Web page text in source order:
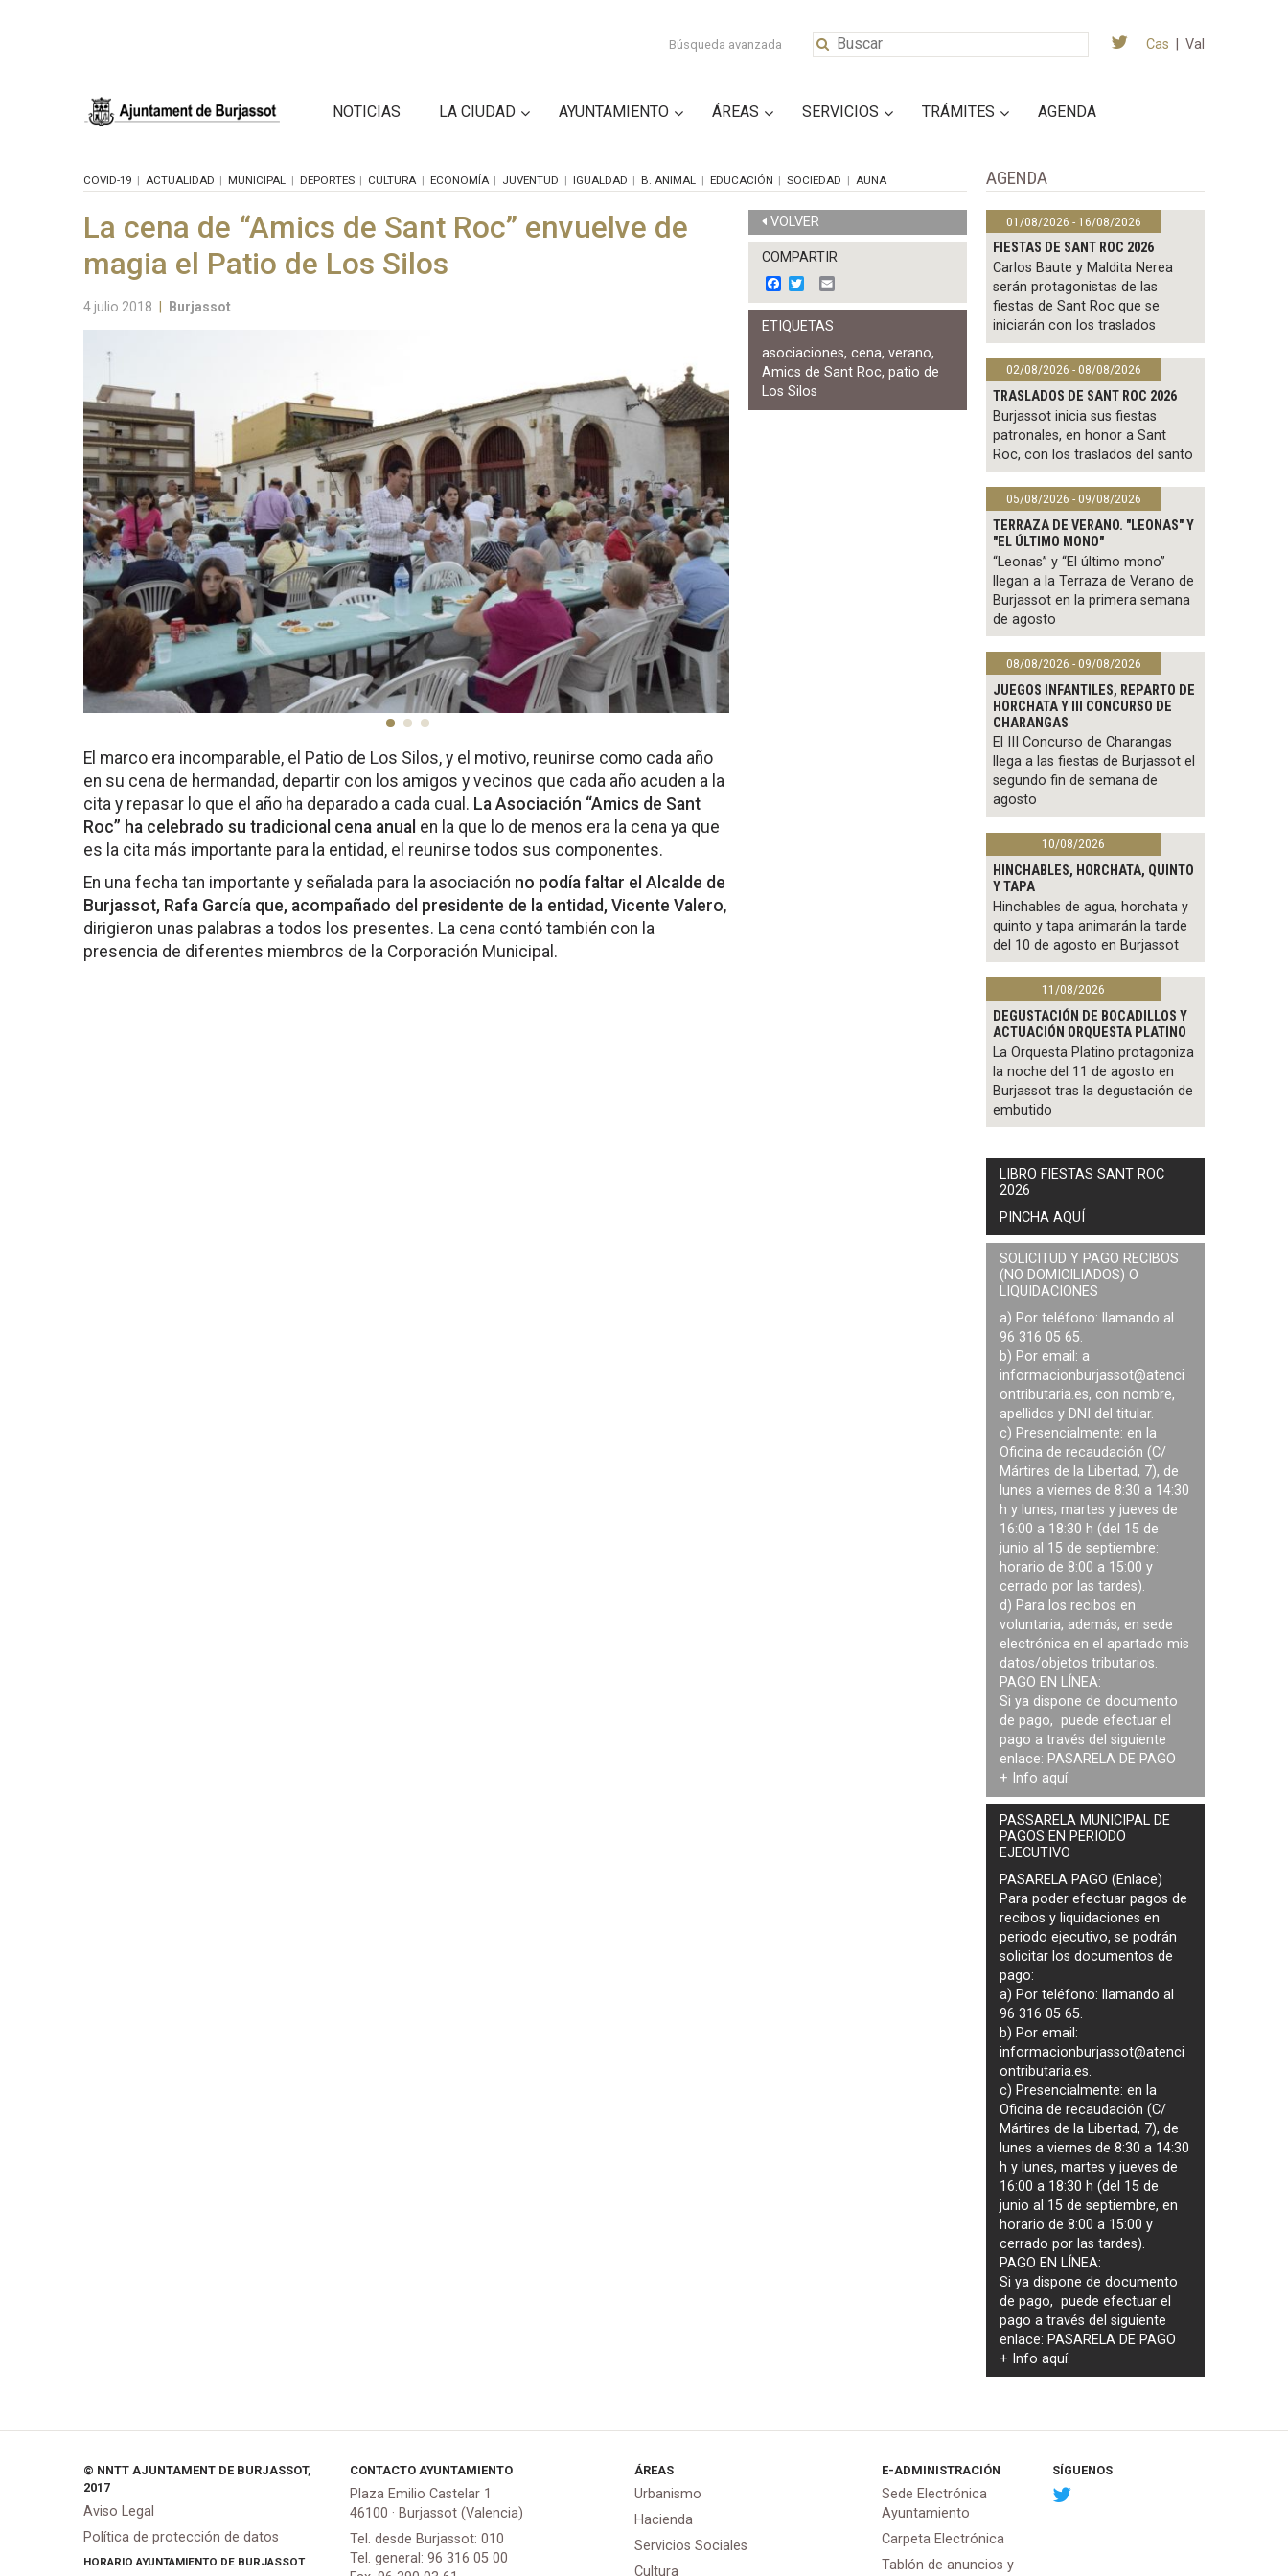
Búsqueda avanzada Cas Val
NOTICIAS LA CIUDAD AYUNTAMIENTO ÁREAS SERVICIOS TRÁMITES AGENDA
COVID-19 ACTUALIDAD MUNICIPAL DEPORTES CULTURA ECONOMÍA JUVENTUD IGUALDAD B. ANIMAL EDUCACIÓN SOCIEDAD AUNA
La cena de “Amics de Sant Roc” envuelve de
magia el Patio de Los Silos
4 julio 2018 Burjassot
El marco era incomparable, el Patio de Los Silos, y el motivo, reunirse como cada año
en su cena de hermandad, departir con los amigos y vecinos que cada año acuden a la
cita y repasar lo que el año ha deparado a cada cual. La Asociación “Amics de Sant
Roc” ha celebrado su tradicional cena anual en la que lo de menos era la cena ya que
es la cita más importante para la entidad, el reunirse todos sus componentes.
En una fecha tan importante y señalada para la asociación no podía faltar el Alcalde de
Burjassot, Rafa García que, acompañado del presidente de la entidad, Vicente Valero,
dirigieron unas palabras a todos los presentes. La cena contó también con la
presencia de diferentes miembros de la Corporación Municipal.
VOLVER
COMPARTIR
F
a
c
e
o
o
k
w
i
t
e
r
m
a
ETIQUETAS
asociaciones,cena,verano,
Amics de Sant Roc,patio de
Los Silos
AGENDA
01/08/2026 - 16/08/2026
FIESTAS DE SANT ROC 2026
Carlos Baute y Maldita Nerea
serán protagonistas de las
fiestas de Sant Roc que se
iniciarán con los traslados
02/08/2026 - 08/08/2026
TRASLADOS DE SANT ROC 2026
Burjassot inicia sus fiestas
patronales, en honor a Sant
Roc, con los traslados del santo
05/08/2026 - 09/08/2026
TERRAZA DE VERANO. "LEONAS" Y
"EL ÚLTIMO MONO"
“Leonas” y “El último mono”
llegan a la Terraza de Verano de
Burjassot en la primera semana
de agosto
08/08/2026 - 09/08/2026
JUEGOS INFANTILES, REPARTO DE
HORCHATA Y III CONCURSO DE
CHARANGAS
El III Concurso de Charangas
llega a las fiestas de Burjassot el
segundo fin de semana de
agosto
10/08/2026
HINCHABLES, HORCHATA, QUINTO
Y TAPA
Hinchables de agua, horchata y
quinto y tapa animarán la tarde
del 10 de agosto en Burjassot
11/08/2026
DEGUSTACIÓN DE BOCADILLOS Y
ACTUACIÓN ORQUESTA PLATINO
La Orquesta Platino protagoniza
la noche del 11 de agosto en
Burjassot tras la degustación de
embutido
LIBRO FIESTAS SANT ROC
2026
PINCHA AQUÍ
SOLICITUD Y PAGO RECIBOS
(NO DOMICILIADOS) O
LIQUIDACIONES
a) Por teléfono: llamando al
96 316 05 65.
b) Por email: a
informacionburjassot@atenci
ontributaria.es, con nombre,
apellidos y DNI del titular.
c) Presencialmente: en la
Oficina de recaudación (C/
Mártires de la Libertad, 7), de
lunes a viernes de 8:30 a 14:30
h y lunes, martes y jueves de
16:00 a 18:30 h (del 15 de
junio al 15 de septiembre:
horario de 8:00 a 15:00 y
cerrado por las tardes).
d) Para los recibos en
voluntaria, además, en sede
electrónica en el apartado mis
datos/objetos tributarios.
PAGO EN LÍNEA:
Si ya dispone de documento
de pago, puede efectuar el
pago a través del siguiente
enlace: PASARELA DE PAGO
+ Info aquí.
PASSARELA MUNICIPAL DE
PAGOS EN PERIODO
EJECUTIVO
PASARELA PAGO (Enlace)
Para poder efectuar pagos de
recibos y liquidaciones en
periodo ejecutivo, se podrán
solicitar los documentos de
pago:
a) Por teléfono: llamando al
96 316 05 65.
b) Por email:
informacionburjassot@atenci
ontributaria.es.
c) Presencialmente: en la
Oficina de recaudación (C/
Mártires de la Libertad, 7), de
lunes a viernes de 8:30 a 14:30
h y lunes, martes y jueves de
16:00 a 18:30 h (del 15 de
junio al 15 de septiembre, en
horario de 8:00 a 15:00 y
cerrado por las tardes).
PAGO EN LÍNEA:
Si ya dispone de documento
de pago, puede efectuar el
pago a través del siguiente
enlace: PASARELA DE PAGO
+ Infoaquí.
© NNTT AJUNTAMENT DE BURJASSOT,
2017
Aviso Legal
Política de protección de datos
HORARIO AYUNTAMIENTO DE BURJASSOT
CONTACTO AYUNTAMIENTO
Plaza Emilio Castelar 1
46100 · Burjassot (Valencia)
Tel. desde Burjassot: 010
Tel. general: 96 316 05 00
ÁREAS
Urbanismo
Hacienda
Servicios Sociales
Cultura
E-ADMINISTRACIÓN
Sede Electrónica
Ayuntamiento
Carpeta Electrónica
Tablón de anuncios y
SÍGUENOS